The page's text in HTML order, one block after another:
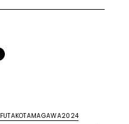
FUTAKOTAMAGAWA2024